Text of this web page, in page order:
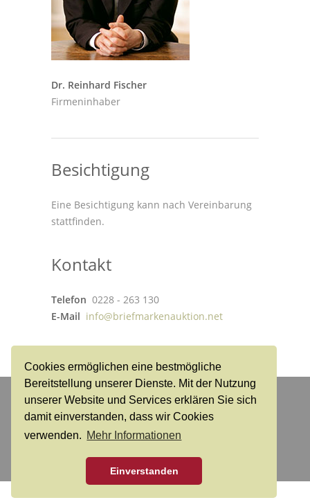
Cookies ermöglichen eine bestmögliche
Bereitstellung unserer Dienste. Mit der Nutzung
unserer Website und Services erklären Sie sich
damit einverstanden, dass wir Cookies
verwenden. Mehr Informationen
Einverstanden
Dr. Reinhard Fischer
Firmeninhaber
Besichtigung
Eine Besichtigung kann nach Vereinbarung
stattfinden.
Kontakt
Telefon 0228 - 263 130
E-Mail info@briefmarkenauktion.net
Dr. Reinhard Fischer
Handelshaus für Briefmarken und Münzen GmbH
Login Kontakt
Versandkosten
Impressum Datenschutz